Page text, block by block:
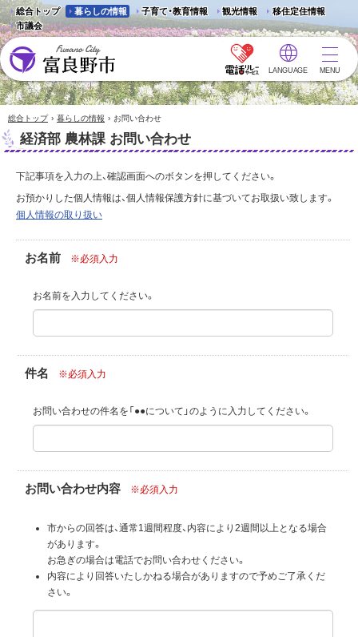
総合トップ 暮らしの情報 子育て・教育情報 観光情報
移住定住情報
市議会
富良野市 - Frano City
LANGUAGE MENU
総合トップ › 暮らしの情報 › お問い合わせ
経済部 農林課 お問い合わせ
下記事項を入力の上、確認画面へのボタンを押してください。
お預かりした個人情報は、個人情報保護方針に基づいてお取扱い致します。
個人情報の取り扱い
お名前 ※必須入力
お名前を入力してください。
件名 ※必須入力
お問い合わせの件名を「●●について」のように入力してください。
お問い合わせ内容 ※必須入力
市からの回答は、通常1週間程度、内容により2週間以上となる場合
があります。
お急ぎの場合は電話でお問い合わせください。
内容により回答いたしかねる場合がありますので予めご了承くだ
さい。